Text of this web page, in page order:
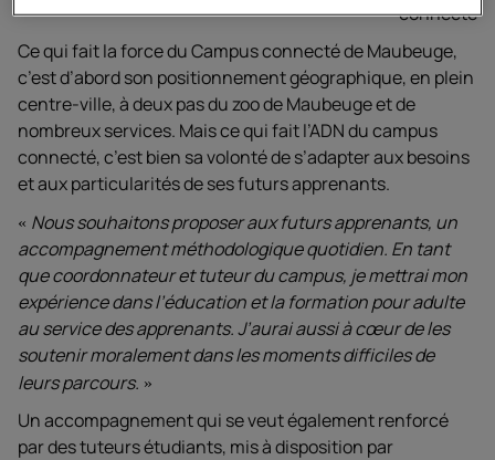
connecté
Ce qui fait la force du Campus connecté de Maubeuge,
c’est d’abord son positionnement géographique, en plein
centre-ville, à deux pas du zoo de Maubeuge et de
nombreux services. Mais ce qui fait l’ADN du campus
connecté, c’est bien sa volonté de s’adapter aux besoins
et aux particularités de ses futurs apprenants.
Nous souhaitons proposer aux futurs apprenants, un
accompagnement méthodologique quotidien. En tant
que coordonnateur et tuteur du campus, je mettrai mon
expérience dans l’éducation et la formation pour adulte
au service des apprenants. J’aurai aussi à cœur de les
soutenir moralement dans les moments difficiles de
leurs parcours.
Un accompagnement qui se veut également renforcé
par des tuteurs étudiants, mis à disposition par